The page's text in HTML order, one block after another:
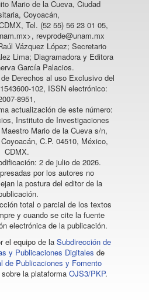
Mario de la Cueva, Ciudad
Coyoacán,
Tel. (52 55) 56 23 01 05,
revprode@unam.mx
Vázquez López; Secretario
Lima; Diagramadora y Editora
García Palacios.
Derechos al uso Exclusivo del
102, ISSN electrónico:
8951,
actualización de este número:
Instituto de Investigaciones
Mario de la Cueva s/n,
C.P. 04510, México,
CDMX.
2 de julio de 2026.
por los autores no
la postura del editor de la
total o parcial de los textos
y cuando se cite la fuente
electrónica de la publicación.
el equipo de la Subdirección de
y Publicaciones Digitales de
de Publicaciones y Fomento
sobre la plataforma OJS3/PKP.